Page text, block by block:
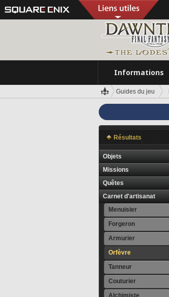
Informations
Guides du jeu
Résultats
Objets
Missions
Quêtes
Carnet d'artisanat
Menuisier
Forgeron
Armurier
Orfèvre
Tanneur
Couturier
Alchimiste